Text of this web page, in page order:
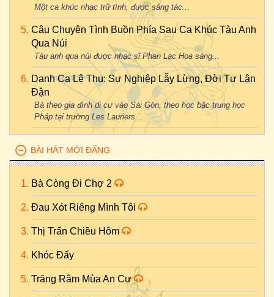
Một ca khúc nhạc trữ tình, được sáng tác...
Câu Chuyện Tình Buồn Phía Sau Ca Khúc Tàu Anh
Qua Núi
Tàu anh qua núi được nhạc sĩ Phan Lạc Hoa sáng...
Danh Ca Lệ Thu: Sự Nghiệp Lẫy Lừng, Đời Tư Lận
Đận
Bà theo gia đình di cư vào Sài Gòn, theo học bậc trung học
Pháp tại trường Les Lauriers...
BÀI HÁT MỚI ĐĂNG
Bà Còng Đi Chợ 2
Đau Xót Riêng Mình Tôi
Thị Trấn Chiều Hôm
Khóc Đấy
Trăng Rằm Mùa An Cư